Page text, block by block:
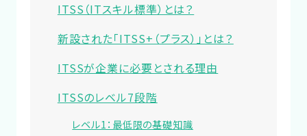
ITSS（ITスキル標準）とは？
新設された「ITSS+（プラス）」とは？
ITSSが企業に必要とされる理由
ITSSのレベル7段階
レベル1：最低限の基礎知識